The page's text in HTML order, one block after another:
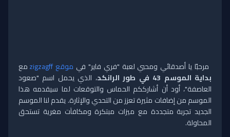
مرحبًا يا أصدقائي ومحبي لعبة "فري فاير" في موقع zigzagff
مع
بداية الموسم 43 في طور الرانكد
، الذي يحمل اسم "صعود
العاصفة"، أود أن أشارككم الحماس والتوقعات لما سيقدمه هذا
الموسم من إضافات مثيرة تعزز من التحدي والإثارة. يقدم لنا الموسم
الجديد تجربة متجددة مع ميزات مبتكرة ومكافآت مغرية تستحق
المحاولة.